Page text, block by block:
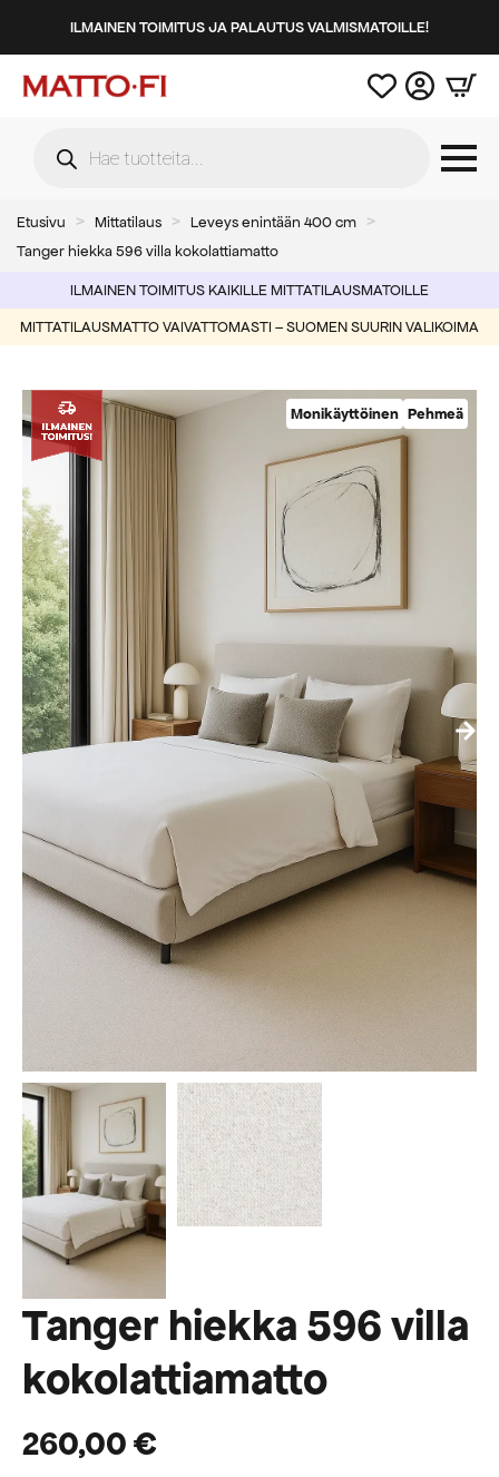
ILMAINEN TOIMITUS JA PALAUTUS VALMISMATOILLE!
search
Etusivu Mittatilaus
Leveys enintään 400 cm
Tanger hiekka 596 villa kokolattiamatto
ILMAINEN TOIMITUS KAIKILLE MITTATILAUSMATOILLE
MITTATILAUSMATTO VAIVATTOMASTI – SUOMEN SUURIN VALIKOIMA
Monikäyttöinen Pehmeä
Tanger hiekka 596 villa
kokolattiamatto
260,00€